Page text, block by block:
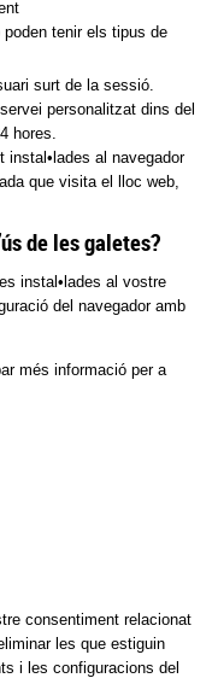
tenir els tipus de
surt de la sessió.
personalitzat dins del
hores.
instal•lades al navegador
que visita el lloc web,
de les galetes?
instal•lades al vostre
del navegador amb
més informació per a
consentiment relacionat
les que estiguin
i les configuracions del